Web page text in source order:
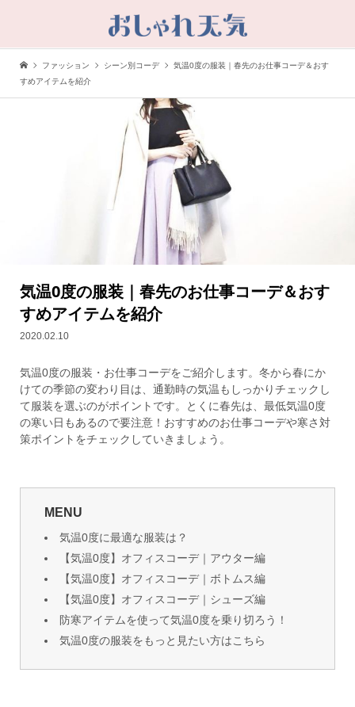
ファッション シーン別コーデ
気温0度の服装｜春先のお仕事コーデ＆おす
すめアイテムを紹介
気温0度の服装｜春先のお仕事コーデ＆おす
すめアイテムを紹介
2020.02.10
気温0度の服装・お仕事コーデをご紹介します。冬から春にか
けての季節の変わり目は、通勤時の気温もしっかりチェックし
て服装を選ぶのがポイントです。とくに春先は、最低気温0度
の寒い日もあるので要注意！おすすめのお仕事コーデや寒さ対
策ポイントをチェックしていきましょう。
MENU
気温0度に最適な服装は？
【気温0度】オフィスコーデ｜アウター編
【気温0度】オフィスコーデ｜ボトムス編
【気温0度】オフィスコーデ｜シューズ編
防寒アイテムを使って気温0度を乗り切ろう！
気温0度の服装をもっと見たい方はこちら